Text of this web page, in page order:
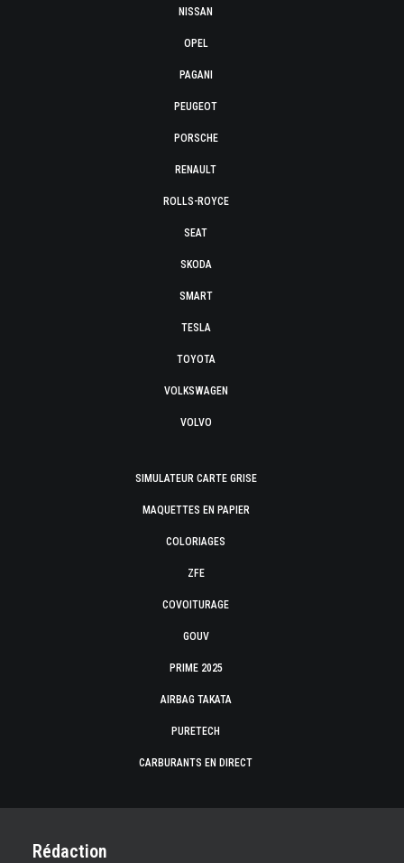
NISSAN
OPEL
PAGANI
PEUGEOT
PORSCHE
RENAULT
ROLLS-ROYCE
SEAT
SKODA
SMART
TESLA
TOYOTA
VOLKSWAGEN
VOLVO
SIMULATEUR CARTE GRISE
MAQUETTES EN PAPIER
COLORIAGES
ZFE
COVOITURAGE
GOUV
PRIME 2025
AIRBAG TAKATA
PURETECH
CARBURANTS EN DIRECT
Rédaction